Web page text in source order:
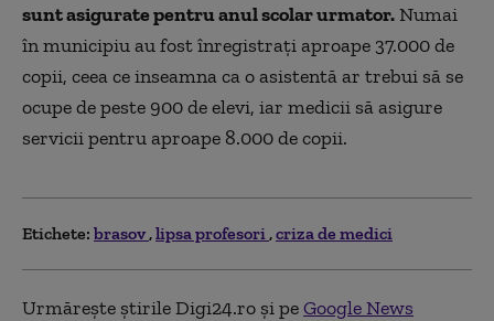
sunt asigurate pentru anul scolar urmator.Numai
în municipiu au fost înregistraţi aproape 37.000 de
copii, ceea ce inseamna ca o asistentă ar trebui să se
ocupe de peste 900 de elevi, iar medicii să asigure
servicii pentru aproape 8.000 de copii.
Etichete: brasov lipsa profesori criza de medici
Urmărește știrile Digi24.ro și peGoogle News